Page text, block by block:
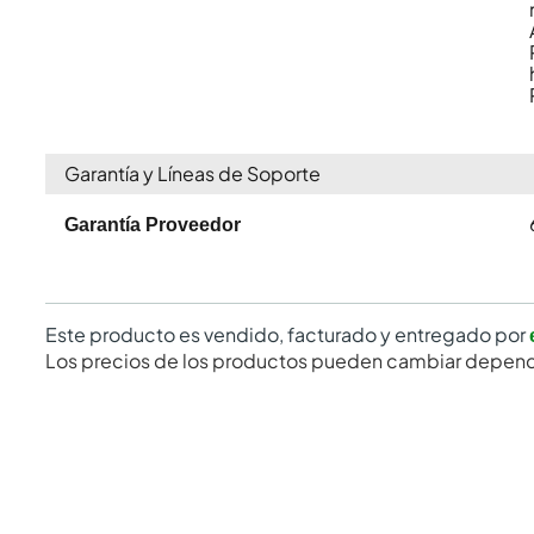
Garantía y Líneas de Soporte
Garantía Proveedor
Este producto es vendido, facturado y entregado por
Los precios de los productos pueden cambiar